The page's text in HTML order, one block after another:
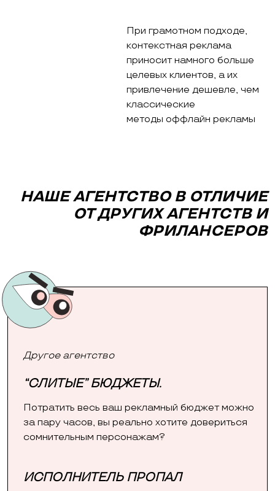
При грамотном подходе,
контекстная реклама
приносит намного больше
целевых клиентов, а их
привлечение дешевле, чем
классические
методы оффлайн рекламы
НАШЕ АГЕНТСТВО В ОТЛИЧИЕ
ОТ ДРУГИХ АГЕНТСТВ И
ФРИЛАНСЕРОВ
Другое агентство
“СЛИТЫЕ” БЮДЖЕТЫ.
Потратить весь ваш рекламный бюджет можно
за пару часов, вы реально хотите довериться
сомнительным персонажам?
ИСПОЛНИТЕЛЬ ПРОПАЛ